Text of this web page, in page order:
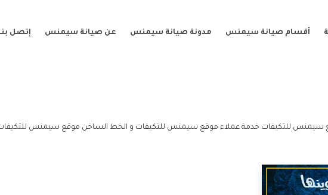
أقسام صيانة سيمنس مدونة صيانة سيمنس عن صيانة سيمنس إتصل
سيمنس للتكيفات خدمة عملاء موقع سيمنس للتكيفات و الخط الساخن موقع سيمنس